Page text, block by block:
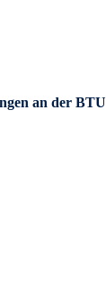
an der BTU